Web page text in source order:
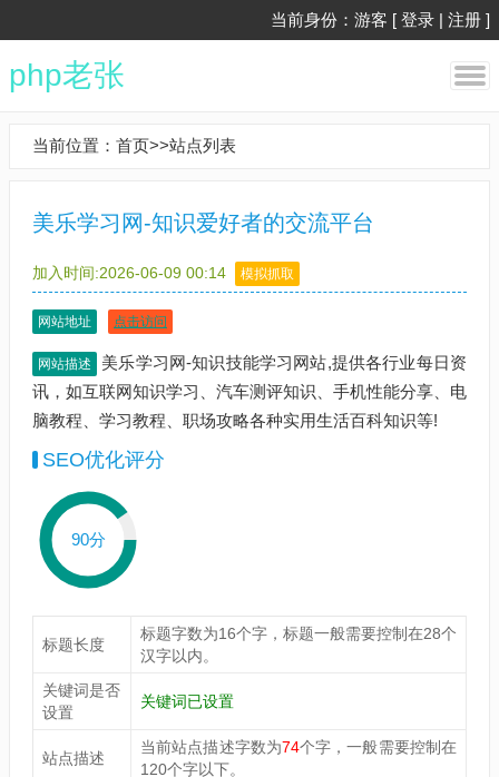
当前身份：游客 [ 登录 | 注册 ]
php老张
当前位置： 首页>>站点列表
美乐学习网-知识爱好者的交流平台
加入时间:2026-06-09 00:14 模拟抓取
网站地址 点击访问
网站描述
美乐学习网-知识技能学习网站,提供各行业每日资
讯，如互联网知识学习、汽车测评知识、手机性能分享、电
脑教程、学习教程、职场攻略各种实用生活百科知识等!
SEO优化评分
90分
标题长度
标题字数为16个字，标题一般需要控制在28个
汉字以内。
关键词是否
设置
关键词已设置
站点描述
当前站点描述字数为74个字，一般需要控制在
120个字以下。